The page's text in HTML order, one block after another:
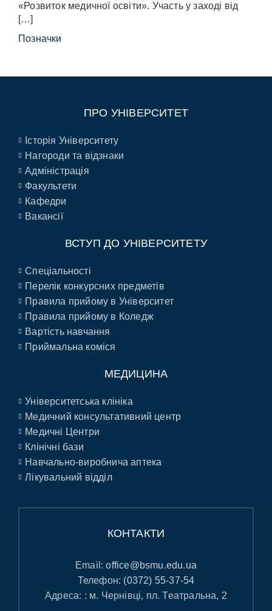
«Розвиток медичної освіти». Участь у заході від
[…]
Позначки
ПРО УНІВЕРСИТЕТ
Історія Університету
Нагороди та відзнаки
Адміністрація
Факультети
Кафедри
Вакансії
ВСТУП ДО УНІВЕРСИТЕТУ
Спеціальності
Перелік конкурсних предметів
Правила прийому в Університет
Правила прийому в Коледж
Вартість навчання
Приймальна коміся
МЕДИЦИНА
Університетська клініка
Медичний консультативний центр
Медичні Центри
Клінічні бази
Навчально-виробнича аптека
Лікувальний відділ
КОНТАКТИ
Email:office@bsmu.edu.ua
Телефон: (0372) 55-37-54
Адреса: : м. Чернівці, пл. Театральна, 2